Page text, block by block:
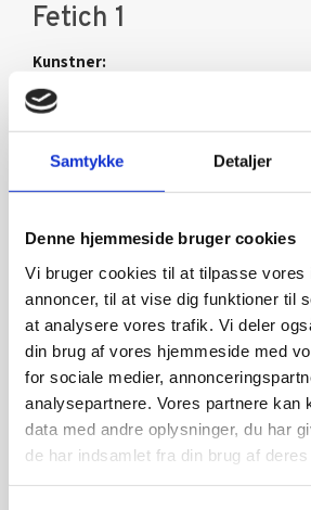
Samtykke Detaljer
Denne hjemmeside bruger cookies
Vi bruger cookies til at tilpasse vores
annoncer, til at vise dig funktioner til
at analysere vores trafik. Vi deler
din brug af vores hjemmeside med
for sociale medier,
analysepartnere. Vores partnere kan
data med andre oplysninger, du har
de har indsamlet fra din brug af deres
Fetich 1
Kunstner:
Henning U. Sørensen
40×30